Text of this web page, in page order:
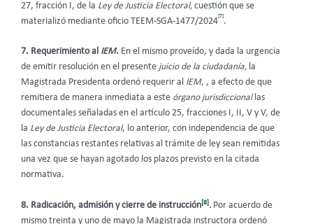
27, fracción I, de la Ley de Justicia Electoral, cuestión que se
materializó mediante oficio TEEM-SGA-1477/2024
[7]
.
7. Requerimiento al IEM. En el mismo proveído, y dada la urgencia
de emitir resolución en el presente juicio de la ciudadanía, la
Magistrada Presidenta ordenó requerir al IEM, , a efecto de que
remitiera de manera inmediata a este órgano jurisdiccionallas
documentales señaladas en el artículo 25, fracciones I, II, V y V, de
la Ley de Justicia Electoral, lo anterior, con independencia de que
las constancias restantes relativas al trámite de ley sean remitidas
una vez que se hayan agotado los plazos previsto en la citada
normativa.
8. Radicación, admisión y cierre de instrucción[8].Por acuerdo de
mismo treinta y uno de mayo la Magistrada instructora ordenó